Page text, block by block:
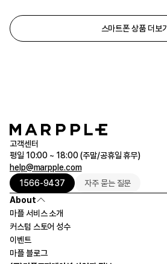
스마트폰 상품 더보기
고객센터
평일 10:00 ~ 18:00 (주말/공휴일 휴무)
help@marpple.com
1566-9437
자주 묻는 질문
About
마플 서비스 소개
커스텀 스토어 성수
이벤트
마플 블로그